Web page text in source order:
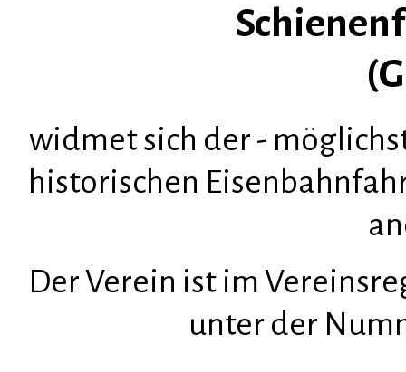
widmet sich der -
historischen
Der Verein ist im
unter der